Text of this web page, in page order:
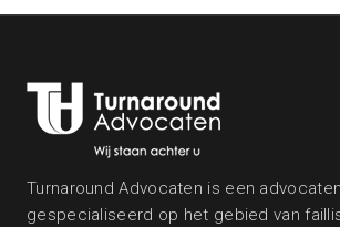
Turnaround Advocaten is een
gespecialiseerd op het gebied van